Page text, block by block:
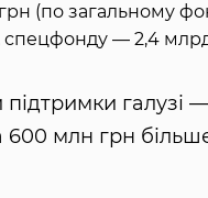
(по загальному
спецфонду — 2,4
галузі
600 млн грн